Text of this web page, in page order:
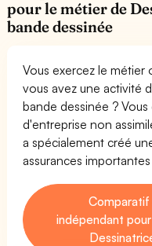
pour le métier de
bande dessinée
Vous exercez le métier
vous avez une activité
bande dessinée ?
d'entreprise non
a spécialement créé
assurances
Comparatif
indépendant